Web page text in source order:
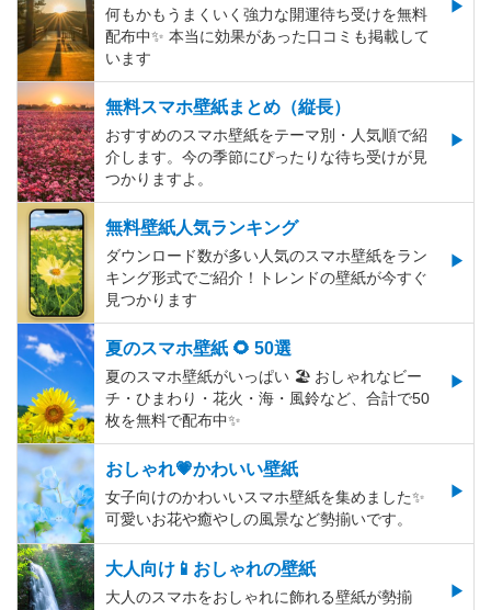
何もかもうまくいく強力な開運待ち受けを無料
配布中✨️ 本当に効果があった口コミも掲載して
います
無料スマホ壁紙まとめ（縦長）
おすすめのスマホ壁紙をテーマ別・人気順で紹
介します。今の季節にぴったりな待ち受けが見
つかりますよ。
無料壁紙人気ランキング
ダウンロード数が多い人気のスマホ壁紙をラン
キング形式でご紹介！トレンドの壁紙が今すぐ
見つかります
夏のスマホ壁紙 🌻 50選
夏のスマホ壁紙がいっぱい 🏖 おしゃれなビー
チ・ひまわり・花火・海・風鈴など、合計で50
枚を無料で配布中✨
おしゃれ💗かわいい壁紙
女子向けのかわいいスマホ壁紙を集めました✨
可愛いお花や癒やしの風景など勢揃いです。
大人向け📱おしゃれの壁紙
大人のスマホをおしゃれに飾れる壁紙が勢揃